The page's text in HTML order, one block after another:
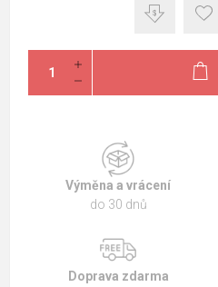
Výměna a vrácení
do 30 dnů
Doprava zdarma